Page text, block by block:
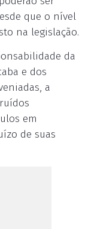
que o nível
na legislação.
da
e dos
a
em
de suas